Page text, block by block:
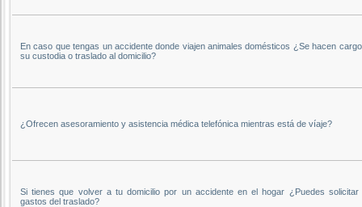
En caso que tengas un accidente donde viajen animales domésticos ¿Se hacen
su custodia o traslado al domicilio?
¿Ofrecen asesoramiento y asistencia médica telefónica mientras está de víaje?
Si tienes que volver a tu domicilio por un accidente en el hogar ¿Puedes solicitar
gastos del traslado?